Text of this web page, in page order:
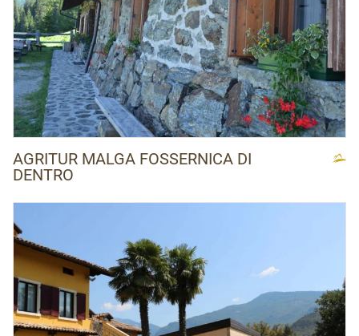
AGRITUR MALGA FOSSERNICA DI
DENTRO